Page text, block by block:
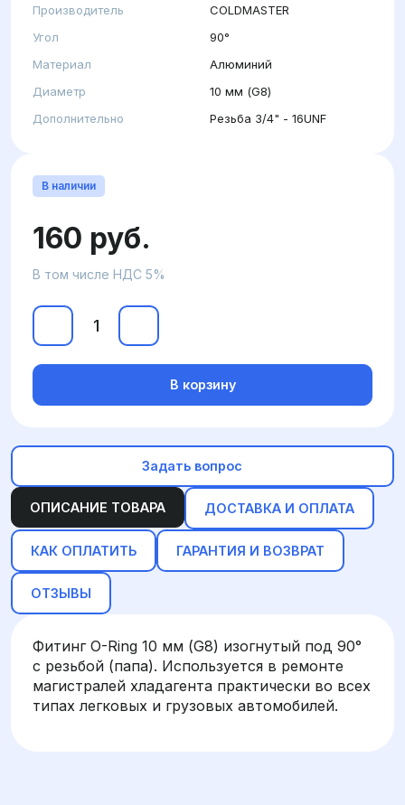
Производитель
COLDMASTER
Угол
90°
Материал
Алюминий
Диаметр
10 мм (G8)
Дополнительно
Резьба 3/4" - 16UNF
ОПИСАНИЕ ТОВАРА ДОСТАВКА И ОПЛАТА
КАК ОПЛАТИТЬ ГАРАНТИЯ И ВОЗВРАТ
ОТЗЫВЫ
Фитинг O-Ring 10 мм (G8) изогнутый под 90°
с резьбой (папа). Используется в ремонте
магистралей хладагента практически во всех
типах легковых и грузовых автомобилей.
В наличии
160 руб.
В том числе НДС 5%
В корзину
Задать вопрос